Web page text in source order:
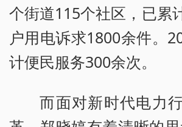
个街道115个社区，已累
户用电诉求1800余件。
计便民服务300余次。
而面对新时代电力